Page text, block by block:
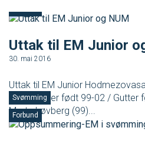
Masterclass
Klubbdrift
Klubbutvikling
For trenere
Uttak til EM Junior
30. mai 2016
Uttak til EM Junior
2016 Jenter født 99-02 / Gutter
Marte Løvberg (99)...
Forbund
Svømming